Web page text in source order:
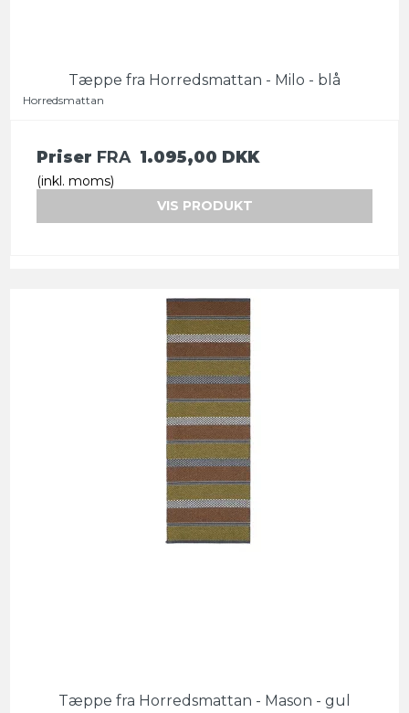
Tæppe fra Horredsmattan - Milo - blå
Horredsmattan
Priser FRA 1.095,00 DKK
(inkl. moms)
VIS PRODUKT
Tæppe fra Horredsmattan - Mason - gul